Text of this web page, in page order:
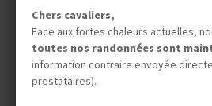
Chers cavaliers,
Face aux fortes chaleurs actuelles,
toutes nos randonnées sont
information contraire envoyée
prestataires).